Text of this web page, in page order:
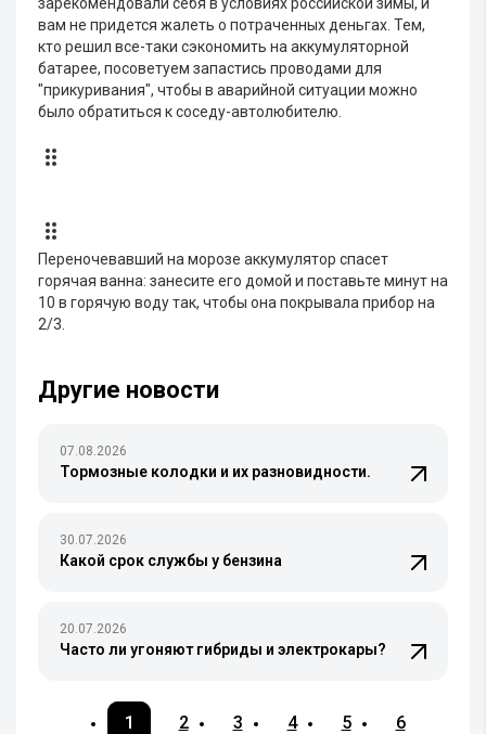
вам не придется жалеть о потраченных деньгах. Тем,
кто решил все-таки сэкономить на аккумуляторной
батарее, посоветуем запастись проводами для
"прикуривания", чтобы в аварийной ситуации можно
было обратиться к соседу-автолюбителю.
Переночевавший на морозе аккумулятор спасет
горячая ванна: занесите его домой и поставьте минут на
10 в горячую воду так, чтобы она покрывала прибор на
2/3.
Другие новости
07.08.2026
Тормозные колодки и их разновидности.
30.07.2026
Какой срок службы у бензина
20.07.2026
Часто ли угоняют гибриды и электрокары?
1 2 3 4 5 6